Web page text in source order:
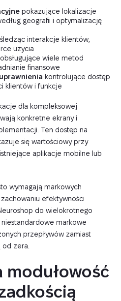
pokazujące lokalizacje
geografii i optymalizację
śledząc interakcje klientów,
użycia
obsługujące wiele metod
finansowe
kontrolujące dostęp
klientów i funkcje
dla kompleksowej
konkretne ekrany i
Ten dostęp na
się wartościowy przy
aplikacje mobilne lub
wymagają markowych
efektywności
do wielokrotnego
markowe
przepływów zamiast
zera.
modułowość